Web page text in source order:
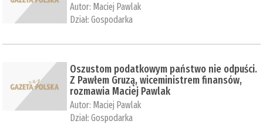
Autor: Maciej Pawlak
Dział:Gospodarka
Oszustom podatkowym państwo nie odpuści.
Z Pawłem Gruzą, wiceministrem finansów,
rozmawia Maciej Pawlak
Autor: Maciej Pawlak
Dział:Gospodarka